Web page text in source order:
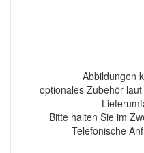
Abbildungen
optionales Zubehör
Bitte halten Sie im
Telefonische